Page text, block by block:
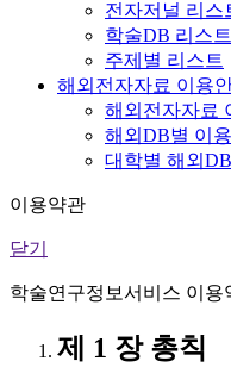
전자저널 리스
학술DB 리스트
주제별 리스트
해외전자자료 이용
해외전자자료
해외DB별 이
대학별 해외
이용약관
닫기
학술연구정보서비스 이용
제 1 장 총칙